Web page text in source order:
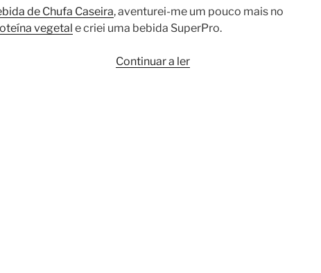
de Chufa Caseira, aventurei-me um pouco mais no
vegetal e criei uma bebida SuperPro.
Continuar a ler“Bebida